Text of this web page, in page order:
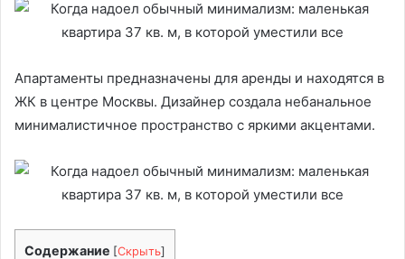
Апартаменты предназначены для аренды и находятся в
ЖК в центре Москвы. Дизайнер создала небанальное
минималистичное пространство с яркими акцентами.
Содержание [Скрыть]